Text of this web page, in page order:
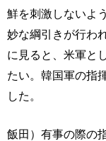
鮮を刺激しないよ
妙な綱引きが行わ
に見ると、米軍と
たい。韓国軍の指
した。
飯田）有事の際の